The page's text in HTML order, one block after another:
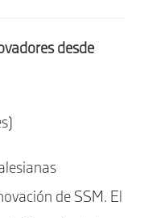
desde
de SSM. El